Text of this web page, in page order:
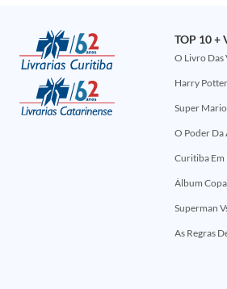
TOP 10 +
O Livro Das
Harry
Super
O Poder
Curitiba Em
Álbum
As Regras